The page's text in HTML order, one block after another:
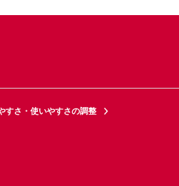
すさ・使いやすさの調整